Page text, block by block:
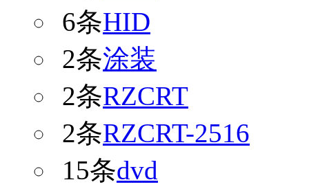
6条HID
2条涂装
2条RZCRT
2条RZCRT-2516
15条dvd